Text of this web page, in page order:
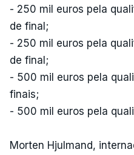
- ⁠250 mil euros pela
de final;
⁠- 250 mil euros pela
de final;
- 500 mil euros pela
finais;
- 500 mil euros pela
Morten Hjulmand,